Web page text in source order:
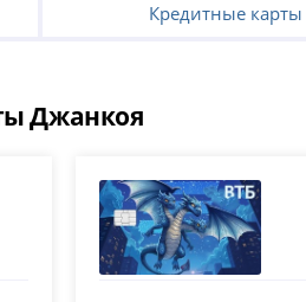
Кредитные карты
Джанкоя